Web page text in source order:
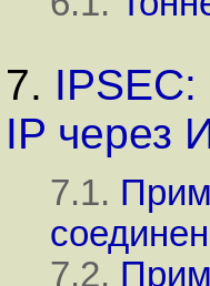
7.
IP через
7.1.
7.2.